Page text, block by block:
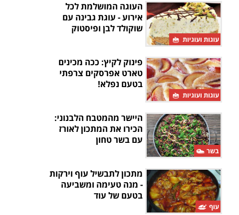
עוגות ועוגיות
העוגה המושלמת לכל
אירוע - עוגת גבינה עם
שוקולד לבן ופיסטוק
עוגות ועוגיות
פינוק לקיץ: ככה מכינים
טארט אפרסקים צרפתי
בטעם נפלא!
בשר
היישר מהמטבח הלבנוני:
הכירו את המתכון לאורז
עם בשר טחון
עוף
מתכון לתבשיל עוף וירקות
- מנה טעימה ומשביעה
בטעם של עוד